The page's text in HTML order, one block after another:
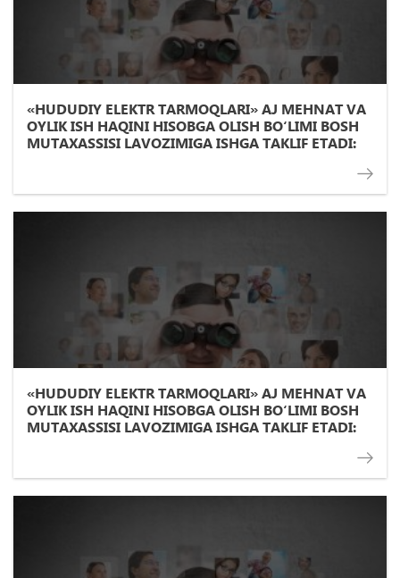
«HUDUDIY ELEKTR TARMOQLARI» AJ MEHNAT VA
OYLIK ISH HAQINI HISOBGA OLISH BО‘LIMI BOSH
MUTAXASSISI LAVOZIMIGA ISHGA TAKLIF ETADI:
«HUDUDIY ELEKTR TARMOQLARI» AJ MEHNAT VA
OYLIK ISH HAQINI HISOBGA OLISH BО‘LIMI BOSH
MUTAXASSISI LAVOZIMIGA ISHGA TAKLIF ETADI: